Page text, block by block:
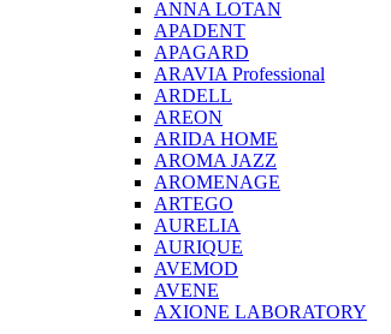
ANNA LOTAN
APADENT
APAGARD
ARAVIA Professional
ARDELL
AREON
ARIDA HOME
AROMA JAZZ
AROMENAGE
ARTEGO
AURELIA
AURIQUE
AVEMOD
AVENE
AXIONE LABORATORY